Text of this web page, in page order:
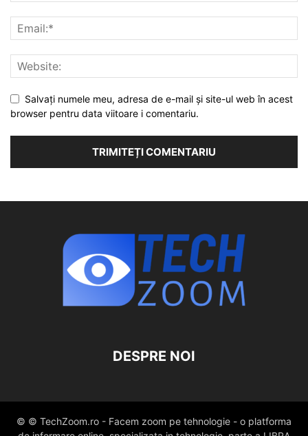
Salvați numele meu, adresa de e-mail și site-ul web în acest
browser pentru data viitoare i comentariu.
DESPRE NOI
© © TechZoom.ro - Facem zoom pe tehnologie - o platforma